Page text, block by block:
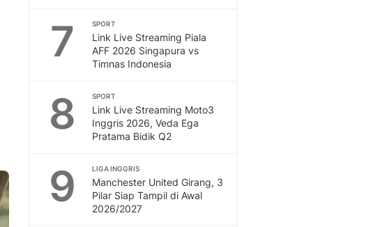
7 SPORT
Link Live Streaming Piala
AFF 2026 Singapura vs
Timnas Indonesia
8 SPORT
Link Live Streaming Moto3
Inggris 2026, Veda Ega
Pratama Bidik Q2
9 LIGA INGGRIS
Manchester United Girang, 3
Pilar Siap Tampil di Awal
2026/2027